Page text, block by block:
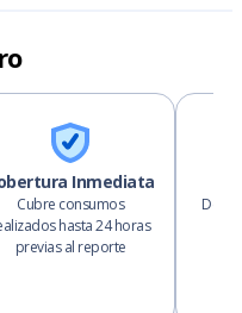
Inmediata
Cubre consumos
hasta 24 horas
previas al reporte